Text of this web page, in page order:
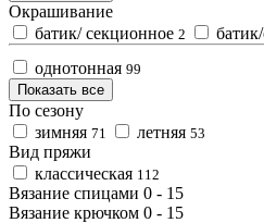
Окрашивание
батик/ секционное 2
однотонная 99
Показать все
По сезону
зимняя 71 летняя 53
Вид пряжи
классическая 112
Вязание спицами 0 - 15
Вязание крючком 0 - 15